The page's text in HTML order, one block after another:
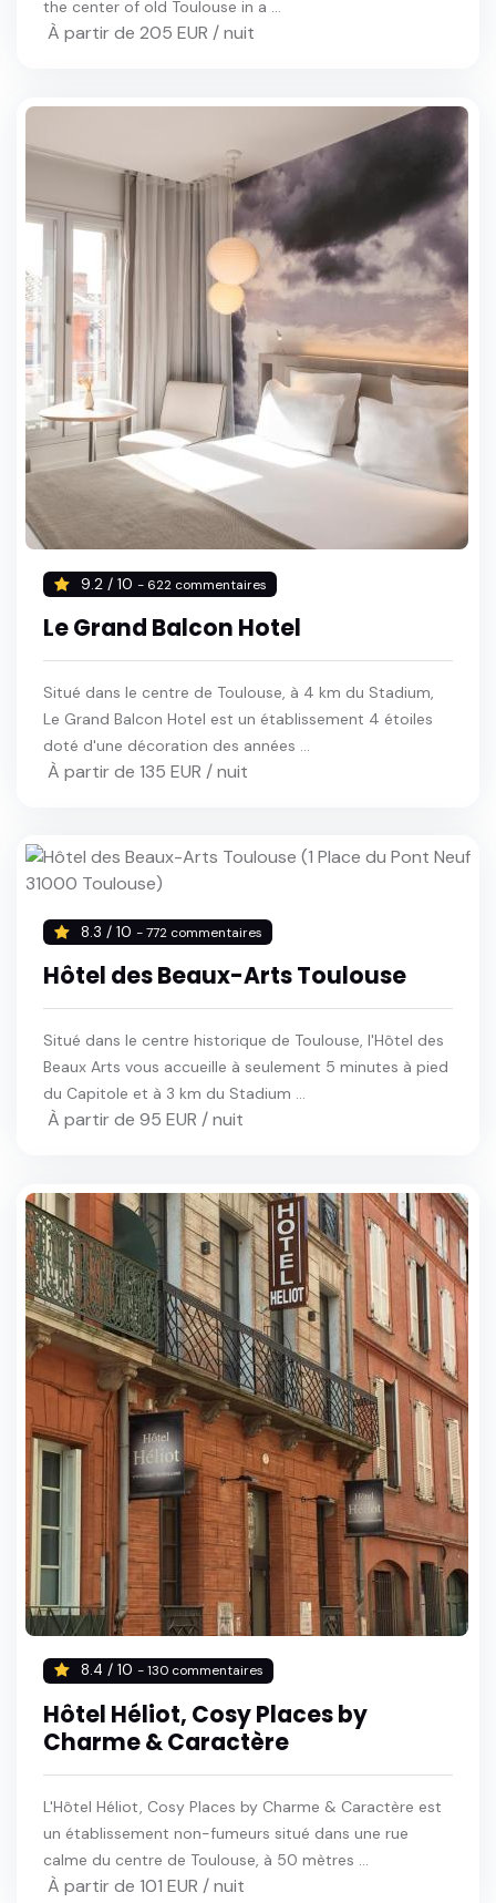
the center of old Toulouse in a ...
À partir de 205 EUR / nuit
9.2 / 10 - 622 commentaires
Le Grand Balcon Hotel
Situé dans le centre de Toulouse, à 4 km du Stadium,
Le Grand Balcon Hotel est un établissement 4 étoiles
doté d'une décoration des années ...
À partir de 135 EUR / nuit
8.3 / 10 - 772 commentaires
Hôtel des Beaux-Arts Toulouse
Situé dans le centre historique de Toulouse, l'Hôtel des
Beaux Arts vous accueille à seulement 5 minutes à pied
du Capitole et à 3 km du Stadium ...
À partir de 95 EUR / nuit
8.4 / 10 - 130 commentaires
Hôtel Héliot, Cosy Places by
Charme & Caractère
L'Hôtel Héliot, Cosy Places by Charme & Caractère est
un établissement non-fumeurs situé dans une rue
calme du centre de Toulouse, à 50 mètres ...
À partir de 101 EUR / nuit